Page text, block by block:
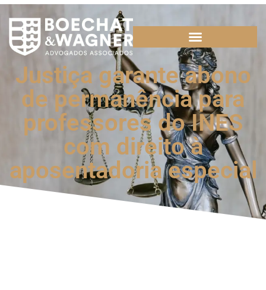
Justiça garante abono
de permanência para
professores do INES
com direito à
aposentadoria especial